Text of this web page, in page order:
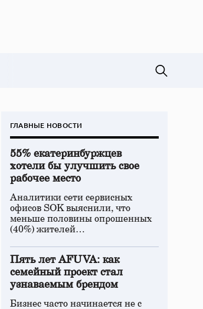
ГЛАВНЫЕ НОВОСТИ
55% екатеринбуржцев
хотели бы улучшить свое
рабочее место
Аналитики сети сервисных
офисов SOK выяснили, что
меньше половины опрошенных
(40%) жителей…
Пять лет AFUVA: как
семейный проект стал
узнаваемым брендом
Бизнес часто начинается не с